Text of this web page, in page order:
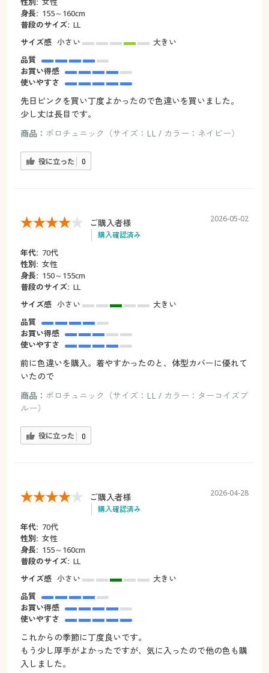
身長: 155～160cm
普段のサイズ: LL
サイズ感 小さい
大きい
品質
お買い得感
使いやすさ
先日ピンクを買い丁度よかったので色違いを買いました。
少し丈は長目です。
商品： ポロチュニック（サイズ：LL / カラー：ネイビー）
役に立った 0
ご購入者様
購入確認済み
2026-05-02
年代: 70代
性別: 女性
身長: 150～155cm
普段のサイズ: LL
サイズ感 小さい
大きい
品質
お買い得感
使いやすさ
前に色違いを購入。着やすかったのと、体型カバーに優れて
いたので
商品： ポロチュニック（サイズ：LL / カラー：ターコイズブ
ルー）
役に立った 0
ご購入者様
購入確認済み
2026-04-28
年代: 70代
性別: 女性
身長: 155～160cm
普段のサイズ: LL
サイズ感 小さい
大きい
品質
お買い得感
使いやすさ
これからの季節に丁度良いです。
もう少し厚手がよかったですが、気に入ったので他の色も購
入しました。